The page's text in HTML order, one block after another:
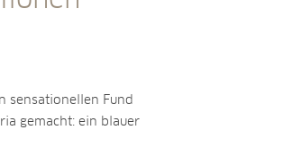
sensationellen Fund
gemacht: ein blauer